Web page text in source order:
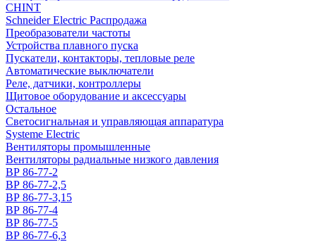
CHINT
Schneider Electric Распродажа
Преобразователи частоты
Устройства плавного пуска
Пускатели, контакторы, тепловые реле
Автоматические выключатели
Реле, датчики, контроллеры
Щитовое оборудование и аксессуары
Остальное
Светосигнальная и управляющая аппаратура
Systeme Electric
Вентиляторы промышленные
Вентиляторы радиальные низкого давления
ВР 86-77-2
ВР 86-77-2,5
ВР 86-77-3,15
ВР 86-77-4
ВР 86-77-5
ВР 86-77-6,3